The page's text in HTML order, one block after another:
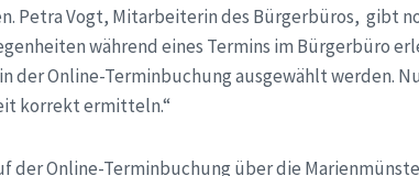
Petra Vogt, Mitarbeiterin des Bürgerbüros, gibt
während eines Termins im Bürgerbüro
der Online-Terminbuchung ausgewählt werden.
korrekt ermitteln.“
der Online-Terminbuchung über die